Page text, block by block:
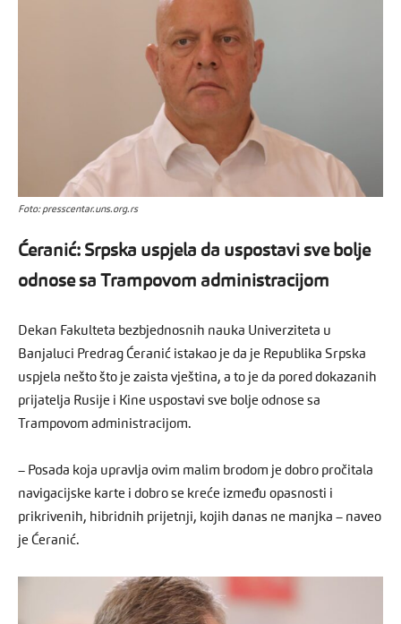
Foto: presscentar.uns.org.rs
Ćeranić: Srpska uspjela da uspostavi sve bolje
odnose sa Trampovom administracijom
Dekan Fakulteta bezbjednosnih nauka Univerziteta u
Banjaluci Predrag Ćeranić istakao je da je Republika Srpska
uspjela nešto što je zaista vještina, a to je da pored dokazanih
prijatelja Rusije i Kine uspostavi sve bolje odnose sa
Trampovom administracijom.
– Posada koja upravlja ovim malim brodom je dobro pročitala
navigacijske karte i dobro se kreće između opasnosti i
prikrivenih, hibridnih prijetnji, kojih danas ne manjka – naveo
je Ćeranić.